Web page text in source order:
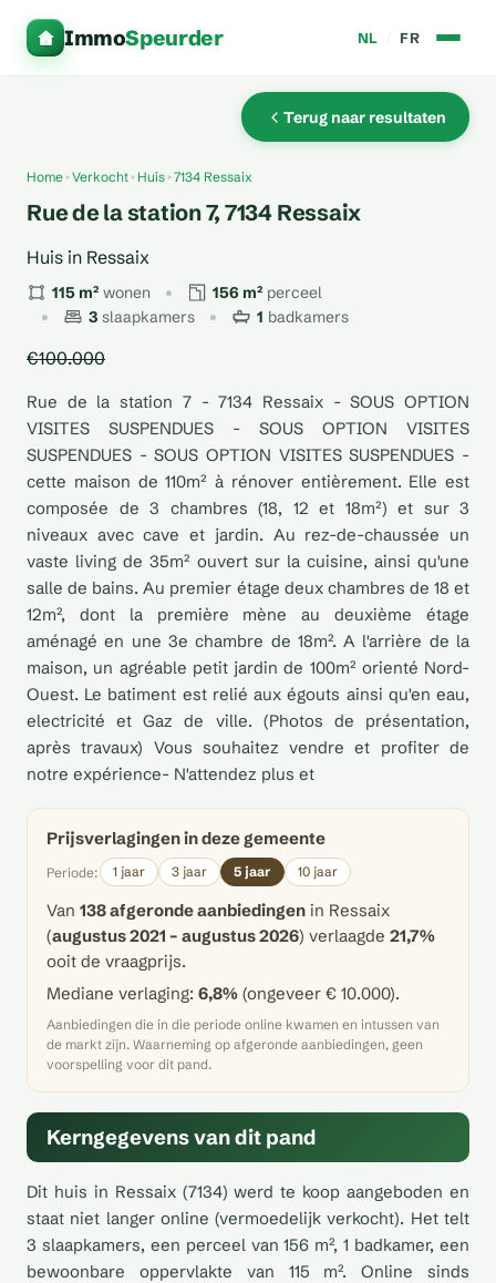
ImmoSpeurder NL FR
Terug naar resultaten
Home Verkocht Huis 7134 Ressaix
Rue de la station 7, 7134 Ressaix
Huis in Ressaix
115 m² wonen 156 m² perceel
3 slaapkamers 1 badkamers
€100.000
Rue de la station 7 - 7134 Ressaix - SOUS OPTION
VISITES SUSPENDUES - SOUS OPTION VISITES
SUSPENDUES - SOUS OPTION VISITES SUSPENDUES -
cette maison de 110m² à rénover entièrement. Elle est
composée de 3 chambres (18, 12 et 18m²) et sur 3
niveaux avec cave et jardin. Au rez-de-chaussée un
vaste living de 35m² ouvert sur la cuisine, ainsi qu'une
salle de bains. Au premier étage deux chambres de 18 et
12m², dont la première mène au deuxième étage
aménagé en une 3e chambre de 18m². A l'arrière de la
maison, un agréable petit jardin de 100m² orienté Nord-
Ouest. Le batiment est relié aux égouts ainsi qu'en eau,
electricité et Gaz de ville. (Photos de présentation,
après travaux) Vous souhaitez vendre et profiter de
notre expérience- N'attendez plus et
Prijsverlagingen in deze gemeente
Periode: 1 jaar 3 jaar 5 jaar 10 jaar
Van 138 afgeronde aanbiedingen in Ressaix
(augustus 2021 – augustus 2026) verlaagde 21,7%
ooit de vraagprijs.
Mediane verlaging: 6,8% (ongeveer € 10.000).
Aanbiedingen die in die periode online kwamen en intussen van
de markt zijn. Waarneming op afgeronde aanbiedingen, geen
voorspelling voor dit pand.
Kerngegevens van dit pand
Dit huis in Ressaix (7134) werd te koop aangeboden en
staat niet langer online (vermoedelijk verkocht). Het telt
3 slaapkamers, een perceel van 156 m², 1 badkamer, een
bewoonbare oppervlakte van 115 m². Online sinds